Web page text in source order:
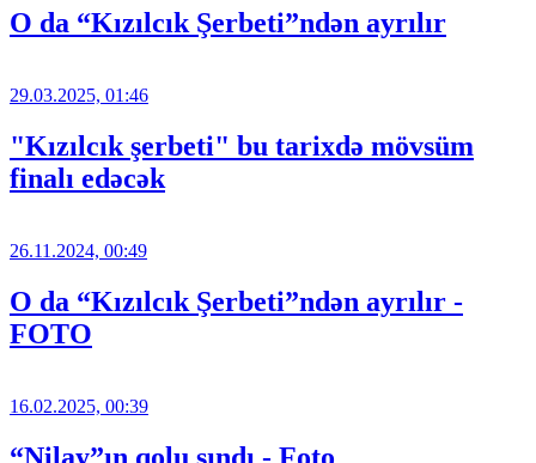
O da “Kızılcık Şerbeti”ndən ayrılır
29.03.2025, 01:46
"Kızılcık şerbeti" bu tarixdə mövsüm
finalı edəcək
26.11.2024, 00:49
O da “Kızılcık Şerbeti”ndən ayrılır -
FOTO
16.02.2025, 00:39
“Nilay”ın qolu sındı - Foto